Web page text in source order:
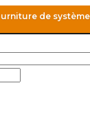
de